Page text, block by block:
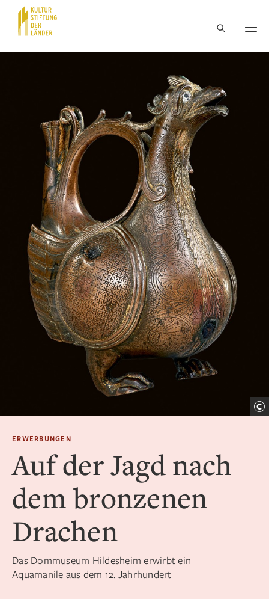
Hauptnavigation
ERWERBUNGEN
Auf der Jagd nach
dem bronzenen
Drachen
Das Dommuseum Hildesheim erwirbt ein
Aquamanile aus dem 12. Jahrhundert